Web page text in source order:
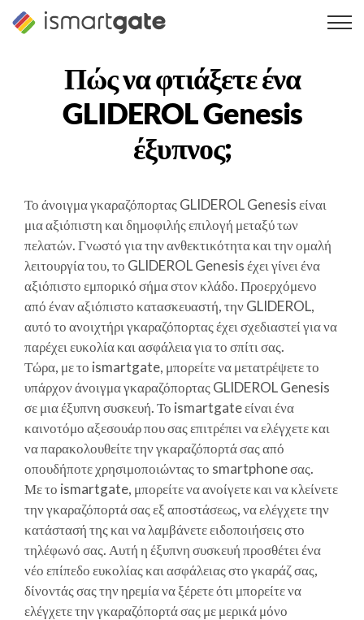
Μετάβαση
στο
Πώς να φτιάξετε ένα
GLIDEROL Genesis
έξυπνος;
Το άνοιγμα γκαραζόπορτας GLIDEROL Genesis είναι
μια αξιόπιστη και δημοφιλής επιλογή μεταξύ των
πελατών. Γνωστό για την ανθεκτικότητα και την ομαλή
λειτουργία του, το GLIDEROL Genesis έχει γίνει ένα
αξιόπιστο εμπορικό σήμα στον κλάδο. Προερχόμενο
από έναν αξιόπιστο κατασκευαστή, την GLIDEROL,
αυτό το ανοιχτήρι γκαραζόπορτας έχει σχεδιαστεί για να
παρέχει ευκολία και ασφάλεια για το σπίτι σας.
Τώρα, με το ismartgate, μπορείτε να μετατρέψετε το
υπάρχον άνοιγμα γκαραζόπορτας GLIDEROL Genesis
σε μια έξυπνη συσκευή. Το ismartgate είναι ένα
καινοτόμο αξεσουάρ που σας επιτρέπει να ελέγχετε και
να παρακολουθείτε την γκαραζόπορτά σας από
οπουδήποτε χρησιμοποιώντας το smartphone σας.
Με το ismartgate, μπορείτε να ανοίγετε και να κλείνετε
την γκαραζόπορτά σας εξ αποστάσεως, να ελέγχετε την
κατάστασή της και να λαμβάνετε ειδοποιήσεις στο
τηλέφωνό σας. Αυτή η έξυπνη συσκευή προσθέτει ένα
νέο επίπεδο ευκολίας και ασφάλειας στο γκαράζ σας,
δίνοντάς σας την ηρεμία να ξέρετε ότι μπορείτε να
ελέγχετε την γκαραζόπορτά σας με μερικά μόνο